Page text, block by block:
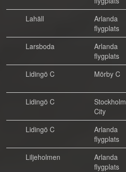
Lahäll
Arlanda
flygplats
Larsboda
Arlanda
flygplats
Lidingö C
Mörby C
Lidingö C
Stockholm
City
Lidingö C
Arlanda
flygplats
Liljeholmen
Arlanda
flygplats